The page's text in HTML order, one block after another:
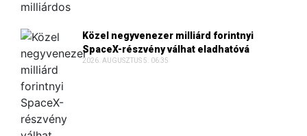
Közel negyvenezer milliárd forintnyi
SpaceX-részvény válhat eladhatóvá
2026. AUGUSZTUS 5. 06:35